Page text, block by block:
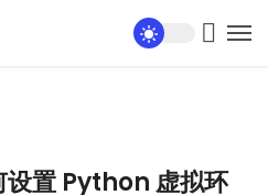
置 Python 虚拟环